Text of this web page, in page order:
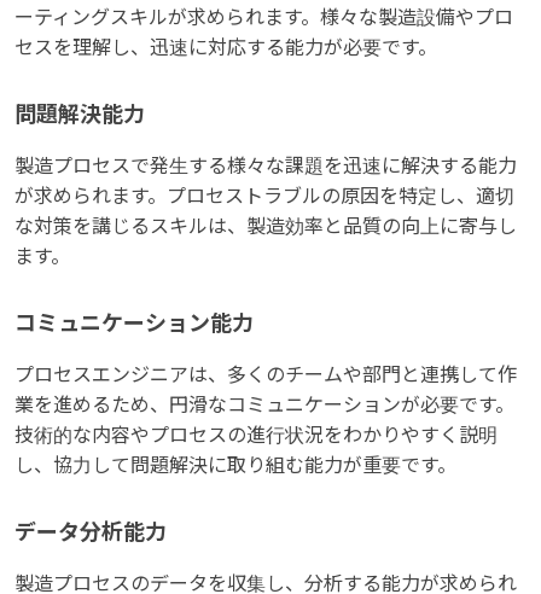
ーティングスキルが求められます。様々な製造設備やプロ
セスを理解し、迅速に対応する能力が必要です。
問題解決能力
製造プロセスで発生する様々な課題を迅速に解決する能力
が求められます。プロセストラブルの原因を特定し、適切
な対策を講じるスキルは、製造効率と品質の向上に寄与し
ます。
コミュニケーション能力
プロセスエンジニアは、多くのチームや部門と連携して作
業を進めるため、円滑なコミュニケーションが必要です。
技術的な内容やプロセスの進行状況をわかりやすく説明
し、協力して問題解決に取り組む能力が重要です。
データ分析能力
製造プロセスのデータを収集し、分析する能力が求められ